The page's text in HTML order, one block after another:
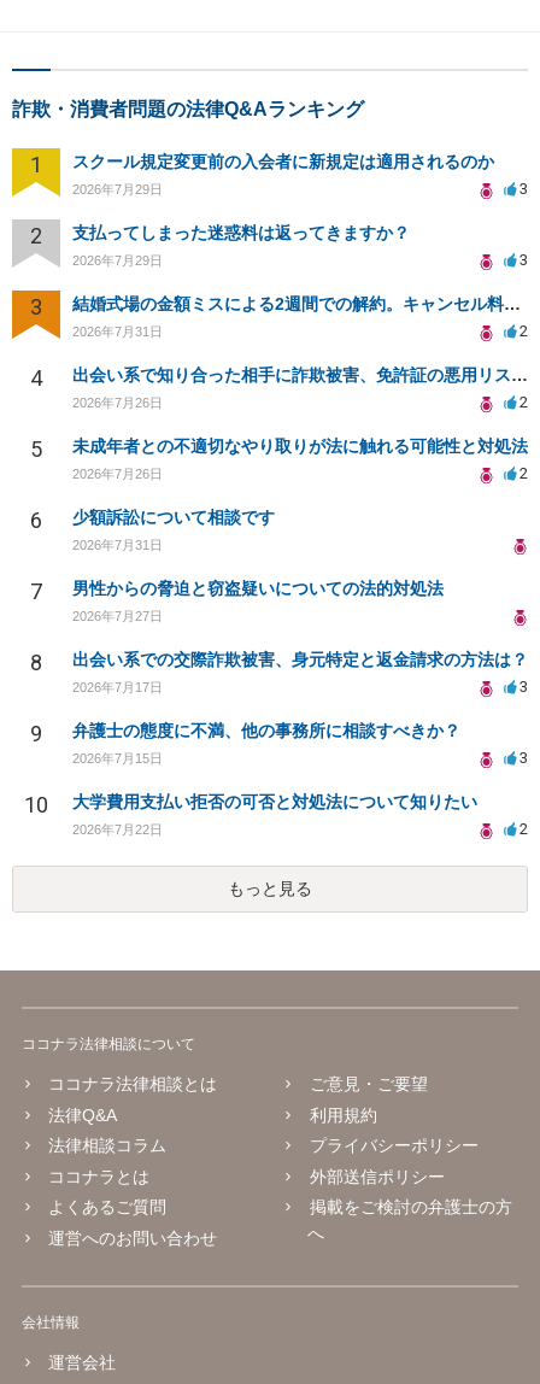
詐欺・消費者問題の法律Q&Aランキング
1 スクール規定変更前の入会者に新規定は適用されるのか
2026年7月29日 3
2 支払ってしまった迷惑料は返ってきますか？
2026年7月29日 3
3 結婚式場の金額ミスによる2週間での解約。キャンセル料10万円の免除は可能か。
2026年7月31日 2
4 出会い系で知り合った相手に詐欺被害、免許証の悪用リスクと対策。
2026年7月26日 2
5 未成年者との不適切なやり取りが法に触れる可能性と対処法
2026年7月26日 2
6 少額訴訟について相談です
2026年7月31日
7 男性からの脅迫と窃盗疑いについての法的対処法
2026年7月27日
8 出会い系での交際詐欺被害、身元特定と返金請求の方法は？
2026年7月17日 3
9 弁護士の態度に不満、他の事務所に相談すべきか？
2026年7月15日 3
10 大学費用支払い拒否の可否と対処法について知りたい
2026年7月22日 2
もっと見る
ココナラ法律相談について
ココナラ法律相談とは
法律Q&A
法律相談コラム
ココナラとは
よくあるご質問
運営へのお問い合わせ
ご意見・ご要望
利用規約
プライバシーポリシー
外部送信ポリシー
掲載をご検討の弁護士の方
へ
会社情報
運営会社